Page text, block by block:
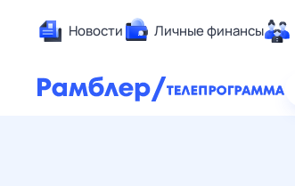
Новости Личные финансы